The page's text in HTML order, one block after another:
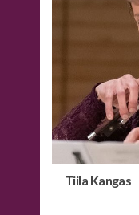
Tiila Kangas